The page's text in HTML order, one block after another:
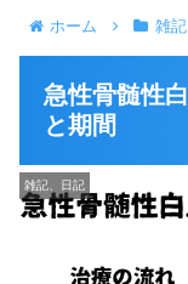
ホーム 雑
急性骨髄性
と期間
雑記、日記